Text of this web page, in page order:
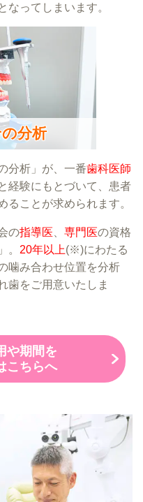
なってしまいます。
分析
分析」が、一番歯科医師
経験にもとづいて、患者
ることが求められます。
の指導医 専門医の資格
。 20年以上(※)にわたる
噛み合わせ位置を分析
歯をご用意いたしま
や期間を
こちらへ